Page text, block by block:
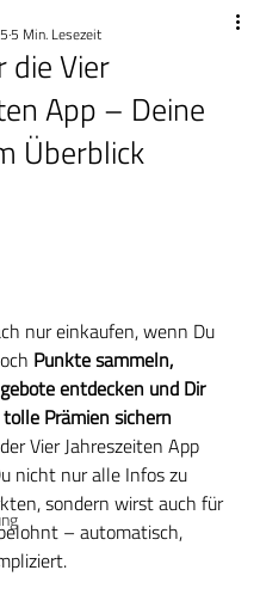
die Vier
App – Deine
Überblick
5 Min. Lesezeit
nur einkaufen, wenn Du
Punkte sammeln,
entdecken und Dir
Prämien sichern
Vier Jahreszeiten App
nicht nur alle Infos zu
sondern wirst auch für
– automatisch,